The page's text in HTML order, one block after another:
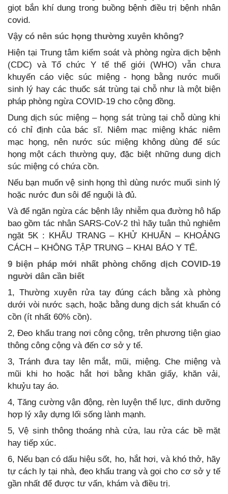
giọt bắn khí dung trong buồng bệnh điều trị bệnh nhân
covid.
Vậy có nên súc họng thường xuyên không?
Hiện tại Trung tâm kiểm soát và phòng ngừa dịch bệnh
(CDC) và Tổ chức Y tế thế giới (WHO) vẫn chưa
khuyến cáo việc súc miệng - họng bằng nước muối
sinh lý hay các thuốc sát trùng tại chỗ như là một biện
pháp phòng ngừa COVID-19 cho cộng đồng.
Dung dịch súc miệng – họng sát trùng tại chỗ dùng khi
có chỉ định của bác sĩ. Niêm mạc miệng khác niêm
mạc họng, nên nước súc miệng không dùng để súc
họng một cách thường quy, đặc biệt những dung dịch
súc miệng có chứa cồn.
Nếu bạn muốn vệ sinh họng thì dùng nước muối sinh lý
hoặc nước đun sôi để nguội là đủ.
Và để ngăn ngừa các bệnh lây nhiễm qua đường hô hấp
bao gồm tác nhân SARS-CoV-2 thì hãy tuân thủ nghiêm
ngặt 5K : KHẨU TRANG – KHỬ KHUẨN – KHOẢNG
CÁCH – KHÔNG TẬP TRUNG – KHAI BÁO Y TẾ.
9 biện pháp mới nhất phòng chống dịch COVID-19
người dân cần biết
1, Thường xuyên rửa tay đúng cách bằng xà phòng
dưới vòi nước sạch, hoặc bằng dung dịch sát khuẩn có
cồn (ít nhất 60% cồn).
2, Đeo khẩu trang nơi công cộng, trên phương tiện giao
thông công cộng và đến cơ sở y tế.
3, Tránh đưa tay lên mắt, mũi, miệng. Che miệng và
mũi khi ho hoặc hắt hơi bằng khăn giấy, khăn vải,
khuỷu tay áo.
4, Tăng cường vận động, rèn luyện thể lực, dinh dưỡng
hợp lý xây dựng lối sống lành mạnh.
5, Vệ sinh thông thoáng nhà cửa, lau rửa các bề mặt
hay tiếp xúc.
6, Nếu bạn có dấu hiệu sốt, ho, hắt hơi, và khó thở, hãy
tự cách ly tại nhà, đeo khẩu trang và gọi cho cơ sở y tế
gần nhất để được tư vấn, khám và điều trị.